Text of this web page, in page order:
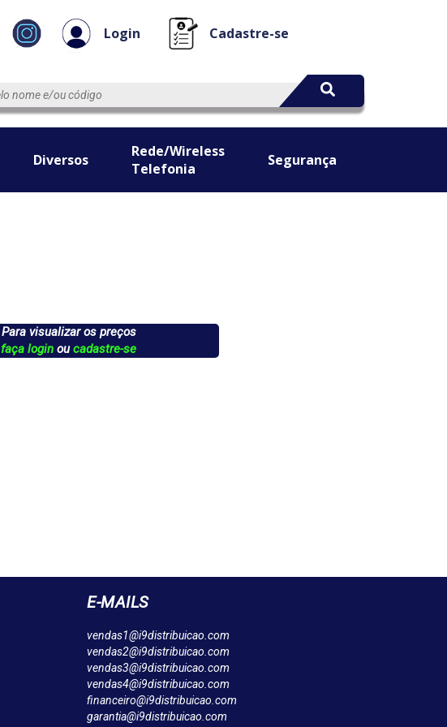
Login Cadastre-se
Diversos
Rede/Wireless
Telefonia
Segurança
Para visualizar os preços
faça login oucadastre-se
E-MAILS
vendas1@i9distribuicao.com
vendas2@i9distribuicao.com
vendas3@i9distribuicao.com
vendas4@i9distribuicao.com
financeiro@i9distribuicao.com
garantia@i9distribuicao.com